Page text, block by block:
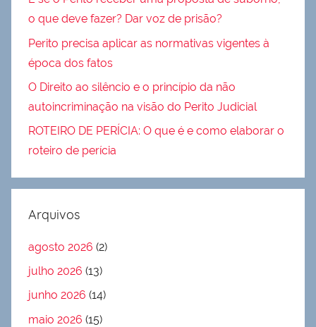
o que deve fazer? Dar voz de prisão?
Perito precisa aplicar as normativas vigentes à
época dos fatos
O Direito ao silêncio e o princípio da não
autoincriminação na visão do Perito Judicial
ROTEIRO DE PERÍCIA: O que é e como elaborar o
roteiro de perícia
Arquivos
agosto 2026 (2)
julho 2026 (13)
junho 2026 (14)
maio 2026 (15)